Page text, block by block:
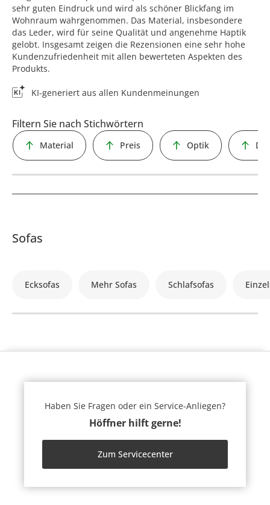
sehr guten Eindruck und wird als schöner Blickfang im
Wohnraum wahrgenommen. Das Material, insbesondere
das Leder, wird für seine Qualität und angenehme Haptik
gelobt. Insgesamt zeigen die Rezensionen eine sehr hohe
Kundenzufriedenheit mit allen bewerteten Aspekten des
Produkts.
KI-generiert aus allen Kundenmeinungen
Filtern Sie nach Stichwörtern
Material Preis Optik
Sofas
Ecksofas Mehr Sofas Schlafsofas
Haben Sie Fragen oder ein Service-Anliegen?
Höffner hilft gerne!
Zum Servicecenter